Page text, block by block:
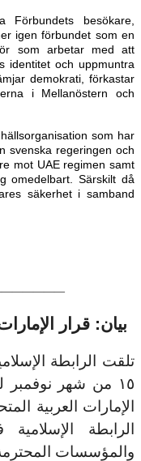
Förbundets besökare,
igen förbundet som en
som arbetar med att
identitet och uppmuntra
demokrati, förkastar
i Mellanöstern och
som har
svenska regeringen och
mot UAE regimen samt
omedelbart. Särskilt då
säkerhet i samband
بيان: قرار
تلقت الرابطة
الإمارات العربية
الرابطة
والمؤسسات